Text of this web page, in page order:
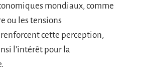
mondiaux, comme
ou les tensions
cette perception,
l’intérêt pour la